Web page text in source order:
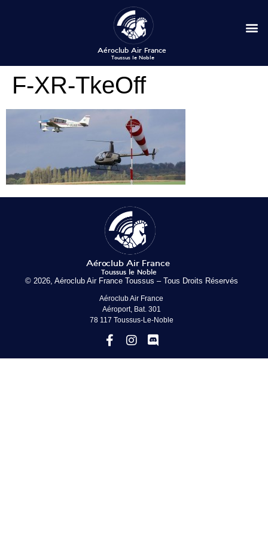
F-XR-TkeOff
© 2026, Aéroclub Air France Toussus – Tous Droits Réservés
Aéroclub Air France
Aéroport, Bat. 301
78 117 Toussus-Le-Noble